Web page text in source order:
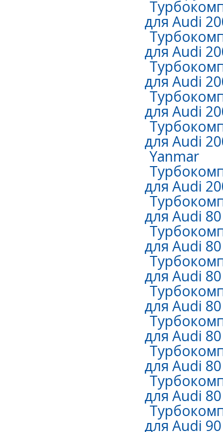
для Audi
для Audi
для Audi
для Audi
для Audi
Yanmar
для Audi
для Audi
для Audi
для Audi
для Audi
для Audi
для Audi
для Audi
для Audi